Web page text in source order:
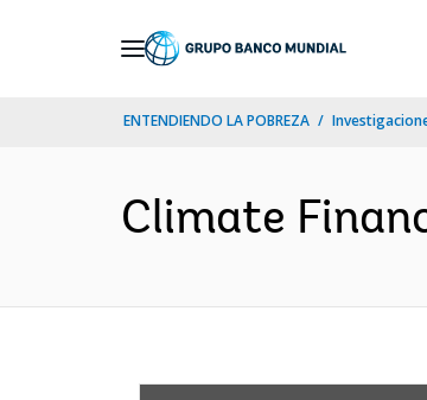
ENTENDIENDO LA POBREZA
Climate